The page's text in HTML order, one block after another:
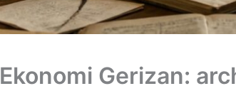
Ekonomi Gerizan: